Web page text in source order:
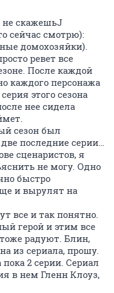
скажешьJ
сейчас смотрю):
домохозяйки).
ревет все
После каждой
каждого персонажа
этого сезона
нее сидела
сезон был
последние серии…
сценаристов, я
не могу. Одно
быстро
и вырулят на
все и так понятно.
герой и этим все
радуют. Блин,
из сериала, прошу.
2 серии. Сериал
в нем Гленн Клоуз,